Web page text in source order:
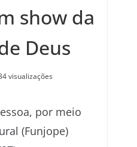
show da
Deus
visualizações
por meio
(Funjope)